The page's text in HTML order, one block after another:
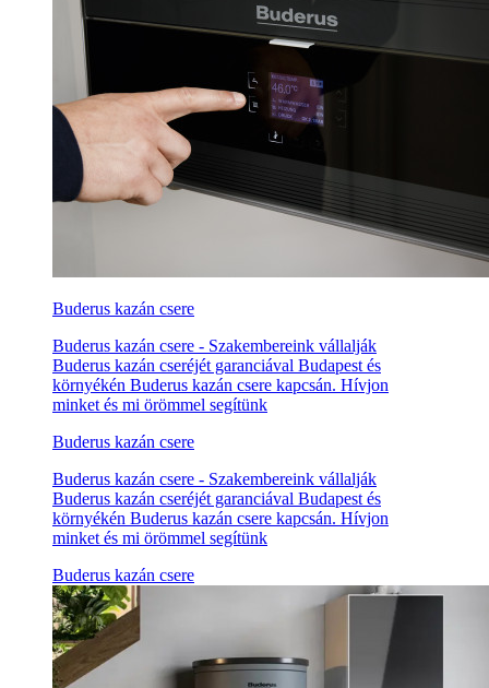
Buderus kazán csere
Buderus kazán csere - Szakembereink vállalják
Buderus kazán cseréjét garanciával Budapest és
környékén Buderus kazán csere kapcsán. Hívjon
minket és mi örömmel segítünk
Buderus kazán csere
Buderus kazán csere - Szakembereink vállalják
Buderus kazán cseréjét garanciával Budapest és
környékén Buderus kazán csere kapcsán. Hívjon
minket és mi örömmel segítünk
Buderus kazán csere